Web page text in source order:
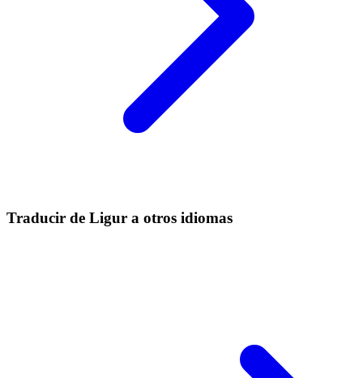
Traducir de Ligur a otros idiomas